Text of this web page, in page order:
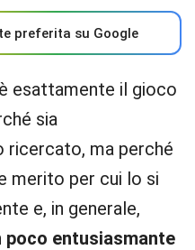
preferita su Google
esattamente il gioco
sia
ma perché
merito per cui lo si
e, in generale,
entusiasmante